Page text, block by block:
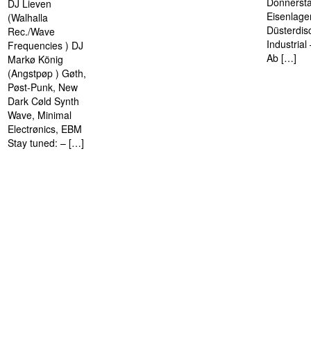
DJ Lieven
(Walhalla
Rec./Wave
Frequencies ) DJ
Markø König
(Angstpøp ) Gøth,
Pøst-Punk, New
Dark Cøld Synth
Wave, Minimal
Electrønics, EBM
Stay tuned: – […]
Industrial
Ab […]